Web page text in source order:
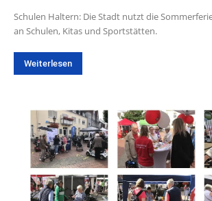
Schulen Haltern: Die Stadt nutzt die
an Schulen, Kitas und Sportstätten.
Weiterlesen